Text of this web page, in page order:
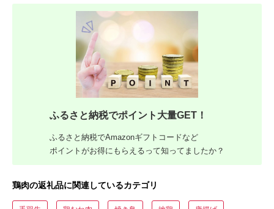
ふるさと納税でポイント大量GET！
ふるさと納税でAmazonギフトコードなど
ポイントがお得にもらえるって知ってましたか？
鶏肉の返礼品に関連しているカテゴリ